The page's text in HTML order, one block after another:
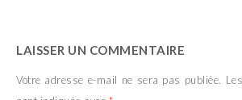
LAISSER UN COMMENTAIRE
Votre adresse e-mail ne sera pas publiée.